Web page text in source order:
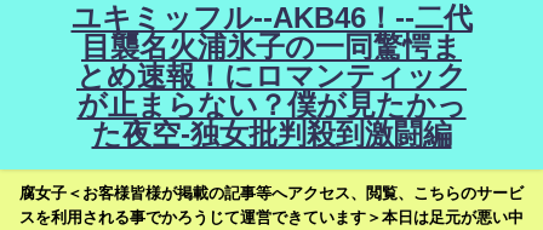
ユキミッフル--AKB46！--二代
目襲名火浦氷子の一同驚愕ま
とめ速報！にロマンティック
が止まらない？僕が見たかっ
た夜空-独女批判殺到激闘編
腐女子＜お客様皆様が掲載の記事等へアクセス、閲覧、こちらのサービ
スを利用される事でかろうじて運営できています＞本日は足元が悪い中